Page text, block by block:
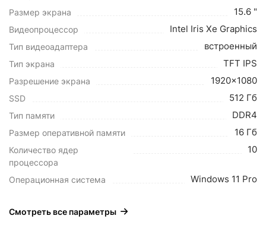
Размер экрана 15.6 "
Видеопроцессор Intel Iris Xe Graphics
Тип видеоадаптера встроенный
Тип экрана TFT IPS
Разрешение экрана 1920x1080
SSD 512 Гб
Тип памяти DDR4
Размер оперативной памяти 16 Гб
Количество ядер
процессора
10
Операционная система Windows 11 Pro
Смотреть все параметры